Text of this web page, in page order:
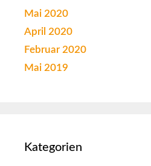
Mai 2020
April 2020
Februar 2020
Mai 2019
Kategorien